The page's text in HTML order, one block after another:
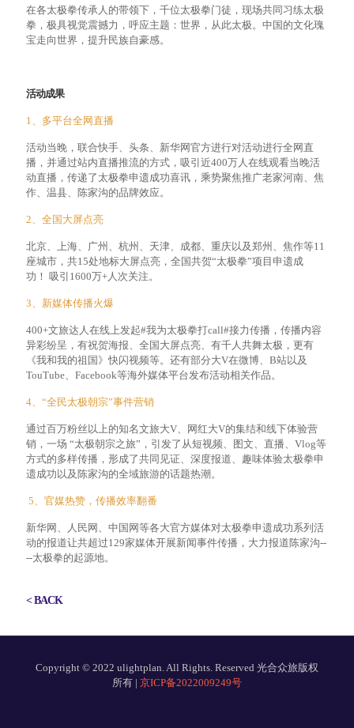
在各太极拳传承人的带领下，千位太极拳门徒，现场共同习练太极
拳，极具视觉震撼力，呼应主题：世界，从此太极。中国的文化瑰
宝走向世界，提升民族自豪感。
活动成果
1、多平台全网直播
活动当晚，联合快手、头条、新华网官方进行对活动进行全网直
播，并通过站内直播推流的方式，吸引近400万人在线观看当晚活
动直播，传递了太极拳申遗成功喜讯，乘势聚焦推广老家河南、焦
作、温县、陈家沟的品牌效应。
2、全国大屏点亮
北京、上海、广州、杭州、天津、成都、重庆以及郑州、焦作等11
座城市，共15处地标大屏点亮，全国共贺“太极拳”项目申遗成
功！ 吸引1600万+人次关注。
3、新媒体传播火爆
400+文旅达人在线上发起#我为太极拳打call#接力传播，传播内容
异彩纷呈，有祝贺海报、全国大屏点亮、有千人共舞太极，更有
《我和我的祖国》快闪视频等。还有部分大V在微博、B站以及
TouTube、Facebook等海外媒体平台发布活动相关作品。
4、“全民太极朝宗”事件营销
通过百万粉丝以上的知名文旅大V、网红大V的集结和线下体验营
销，一场 “太极朝宗之旅”，引发了从短视频、图文、直播、Vlog等
方式的多样传播，形成了共同见证、深度报道、趣味体验太极拳申
遗成功以及陈家沟的全域旅游的话题热潮。
5、官媒热赞，传播效率翻番
新华网、人民网、中国网等各大官方媒体对太极拳申遗成功系列活
动的报道让共超过129家媒体开展新闻事件传播，大力报道陈家沟--
--太极拳的起源地。
< BACK
Copyright © 2022 ulightplan. All Rights. Reserved 光合众旅版权
所有 | 京ICP备2022009249号